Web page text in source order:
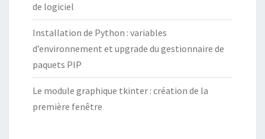
de logiciel
Installation de Python : variables
d’environnement et upgrade du gestionnaire de
paquets PIP
Le module graphique tkinter : création de la
première fenêtre